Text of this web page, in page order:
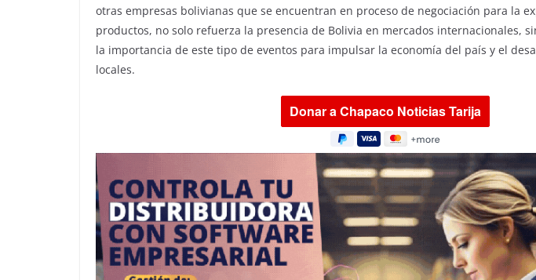
otras empresas bolivianas que se encuentran en proceso de negociación para la
productos, no solo refuerza la presencia de Bolivia en mercados internacionales,
la importancia de este tipo de eventos para impulsar la economía del país y el
locales.